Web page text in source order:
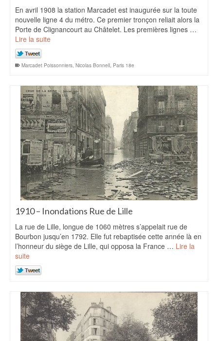
En avril 1908 la station Marcadet est inaugurée sur la toute
nouvelle ligne 4 du métro. Ce premier tronçon reliait alors la
Porte de Clignancourt au Châtelet. Les premières lignes …
Lire la suite
Marcadet Poissonniers, Nicolas Bonnell, Paris 18e
1910 – Inondations Rue de Lille
La rue de Lille, longue de 1060 mètres s’appelait rue de
Bourbon jusqu’en 1792. Elle fut rebaptisée cette année là en
l’honneur du siège de Lille, qui opposa la France … Lire la
suite